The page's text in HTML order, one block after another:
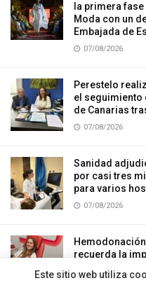
la primera
Moda con un
Embajada de
07/08/2026
Perestelo
el seguimiento
de Canarias
07/08/2026
Sanidad
por casi tres
para varios
07/08/2026
recuerda la
Este sitio web utiliza